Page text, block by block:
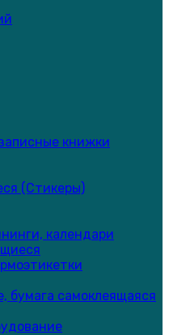
книжки
(Стикеры)
календари
бумага самоклеящаяся